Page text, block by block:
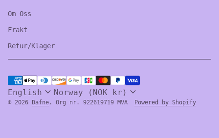
Om Oss
Frakt
Retur/Klager
Payment methods
English expand_more Norway (NOK kr) expand_more
© 2026 Dafne . Org nr. 922619719 MVA Powered by Shopify(link